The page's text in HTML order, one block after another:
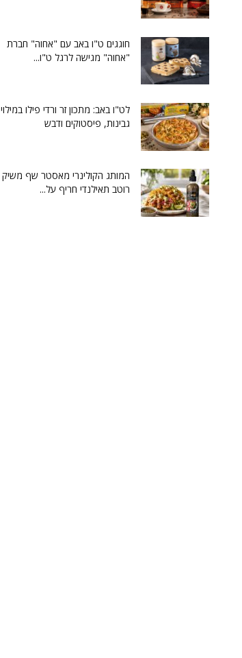
חוגגים ט"ו באב עם "אחוה" חברת
"אחוה" מגישה לרגל ט"ו...
לט"ו באב: מתכון זר ורדי פילו במילוי
גבינות, פיסטוקים ודבש
המותג הקולינרי מאסטר שף משיק
רוטב תאילנדי חריף על...